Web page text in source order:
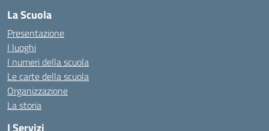
La Scuola
Presentazione
I luoghi
I numeri della scuola
Le carte della scuola
Organizzazione
La storia
I Servizi